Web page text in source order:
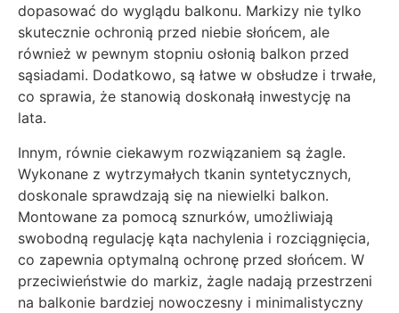
dopasować do wyglądu balkonu. Markizy nie tylko
skutecznie ochronią przed niebie słońcem, ale
również w pewnym stopniu osłonią balkon przed
sąsiadami. Dodatkowo, są łatwe w obsłudze i trwałe,
co sprawia, że stanowią doskonałą inwestycję na
lata.
Innym, równie ciekawym rozwiązaniem są żagle.
Wykonane z wytrzymałych tkanin syntetycznych,
doskonale sprawdzają się na niewielki balkon.
Montowane za pomocą sznurków, umożliwiają
swobodną regulację kąta nachylenia i rozciągnięcia,
co zapewnia optymalną ochronę przed słońcem. W
przeciwieństwie do markiz, żagle nadają przestrzeni
na balkonie bardziej nowoczesny i minimalistyczny